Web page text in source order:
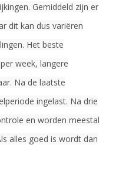
Gemiddeld zijn er
dit kan dus variëren
Het beste
week, langere
Na de laatste
ingelast. Na drie
en worden meestal
alles goed is wordt dan